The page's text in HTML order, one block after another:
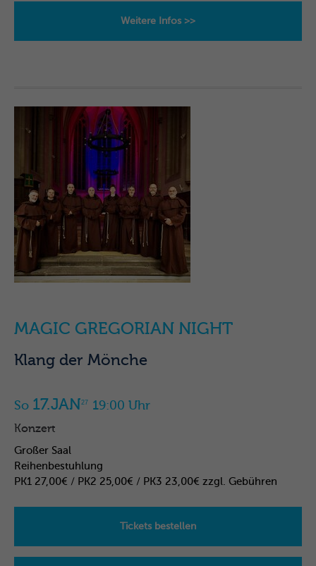
Weitere Infos >>
MAGIC GREGORIAN NIGHT
Klang der Mönche
So 17.JAN27 19:00 Uhr
Konzert
Großer Saal
Reihenbestuhlung
PK1 27,00€ / PK2 25,00€ / PK3 23,00€ zzgl. Gebühren
Tickets bestellen